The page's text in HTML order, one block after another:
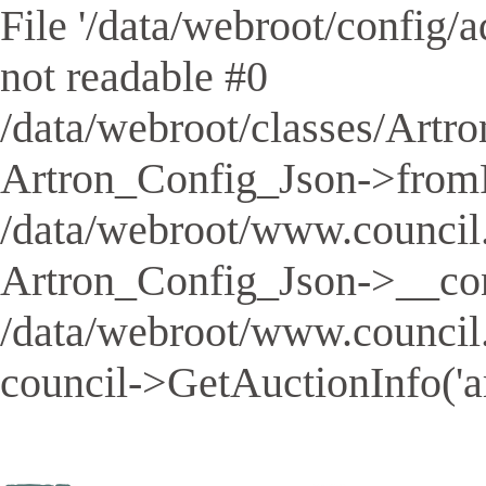
File '/data/webroot/config/
not readable #0
/data/webroot/classes/
Artron_Config_Json-
/data/webroot/
Artron_Config_Json-
/data/webroot/
council-